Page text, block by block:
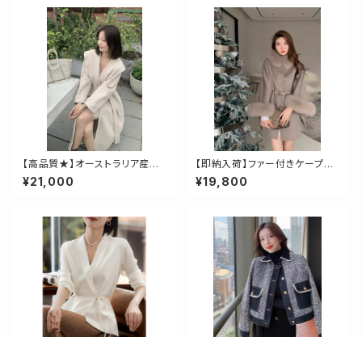
【高品質★】オーストラリア産ウ
ール使用、ロングガウンコート
¥21,000
【即納入荷】ファー付きケープコ
ート
¥19,800